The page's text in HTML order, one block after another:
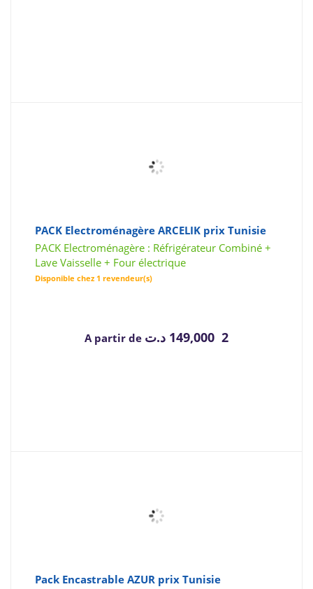
PACK Electroménagère ARCELIK prix Tunisie
PACK Electroménagère : Réfrigérateur Combiné +
Lave Vaisselle + Four électrique
Disponible chez 1 revendeur(s)
A partir de 2 149,000 د.ت
Pack Encastrable AZUR prix Tunisie